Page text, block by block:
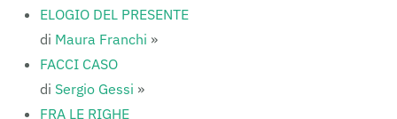
ELOGIO DEL PRESENTE
di Maura Franchi »
FACCI CASO
di Sergio Gessi »
FRA LE RIGHE